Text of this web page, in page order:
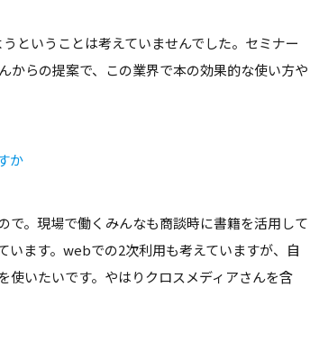
ということは考えていませんでした。セミナー
からの提案で、この業界で本の効果的な使い方や
か
で。現場で働くみんなも商談時に書籍を活用して
います。webでの2次利用も考えていますが、自
使いたいです。やはりクロスメディアさんを含